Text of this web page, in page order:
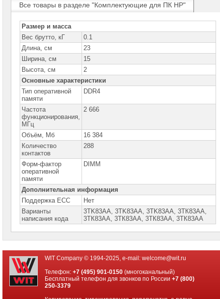
Настольные
Acer
Настольные
компьютеры
ASUS
Настольные
компьютеры
Hiper
Настольные
компьютеры
Huawei
Настольные
компьютеры
HP
Тонкие
клиенты
HP
ПК
HP
Slim
ПК
290
series
HP
OMEN
ПК
Desktop
Все товары в разделе "Комплектующие для ПК HP"
Размер и масса
Вес брутто, кГ
0.1
Длина, см
23
Ширина, см
15
Высота, см
2
Основные характеристики
Тип оперативной
памяти
DDR4
Частота
функционирования,
МГц
2 666
Объём, Мб
16 384
Количество
контактов
288
Форм-фактор
оперативной
памяти
DIMM
Дополнительная информация
Поддержка ECC
Нет
Варианты
написания кода
3TK83AA, 3TK83AA, 3TK83АА, 3TК83АА,
3TК83АА, 3ТК83АА, 3ТК83АА, 3ТК83АА
WIT Company © 1994-2025, e-mail: welcome@wit.ru
Телефон:+7 (495) 901-0150 (многоканальный)
Бесплатный телефон для звонков по России+7 (800)
250-3379